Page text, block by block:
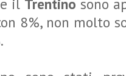
e il Trentino sono
8%, non molto